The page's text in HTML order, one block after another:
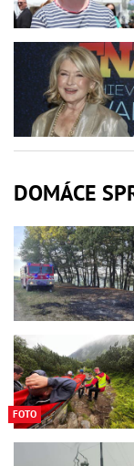
DOMÁCE
FOTO